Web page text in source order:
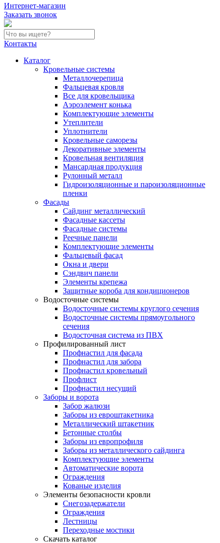
Интернет-магазин
Заказать звонок
Контакты
Каталог
Кровельные системы
Металлочерепица
Фальцевая кровля
Все для кровельщика
Аэроэлемент конька
Комплектующие элементы
Утеплители
Уплотнители
Кровельные саморезы
Декоративные элементы
Кровельная вентиляция
Мансардная продукция
Рулонный металл
Гидроизоляционные и пароизоляционные
пленки
Фасады
Сайдинг металлический
Фасадные кассеты
Фасадные системы
Реечные панели
Комплектующие элементы
Фальцевый фасад
Окна и двери
Сэндвич панели
Элементы крепежа
Защитные короба для кондиционеров
Водосточные системы
Водосточные системы круглого сечения
Водосточные системы прямоугольного
сечения
Водосточная система из ПВХ
Профилированный лист
Профнастил для фасада
Профнастил для забора
Профнастил кровельный
Профлист
Профнастил несущий
Заборы и ворота
Забор жалюзи
Заборы из евроштакетника
Металлический штакетник
Бетонные столбы
Заборы из европрофиля
Заборы из металлического сайдинга
Комплектующие элементы
Автоматические ворота
Ограждения
Кованые изделия
Элементы безопасности кровли
Снегозадержатели
Ограждения
Лестницы
Переходные мостики
Скачать каталог